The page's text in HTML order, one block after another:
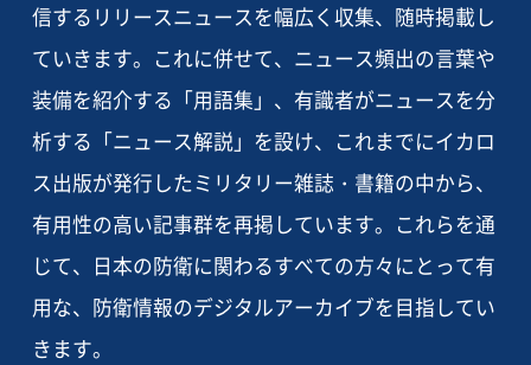
信するリリースニュースを幅広く収集、随時掲載し
ていきます。これに併せて、ニュース頻出の言葉や
装備を紹介する「用語集」、有識者がニュースを分
析する「ニュース解説」を設け、これまでにイカロ
ス出版が発行したミリタリー雑誌・書籍の中から、
有用性の高い記事群を再掲しています。これらを通
じて、日本の防衛に関わるすべての方々にとって有
用な、防衛情報のデジタルアーカイブを目指してい
きます。